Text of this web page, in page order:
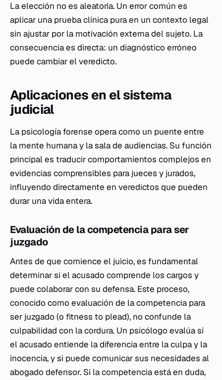
La elección no es aleatoria. Un error común es
aplicar una prueba clínica pura en un contexto legal
sin ajustar por la motivación externa del sujeto. La
consecuencia es directa: un diagnóstico erróneo
puede cambiar el veredicto.
Aplicaciones en el sistema
judicial
La psicología forense opera como un puente entre
la mente humana y la sala de audiencias. Su función
principal es traducir comportamientos complejos en
evidencias comprensibles para jueces y jurados,
influyendo directamente en veredictos que pueden
durar una vida entera.
Evaluación de la competencia para ser
juzgado
Antes de que comience el juicio, es fundamental
determinar si el acusado comprende los cargos y
puede colaborar con su defensa. Este proceso,
conocido como evaluación de lacompetencia para
ser juzgado (o fitness to plead), no confunde la
culpabilidad con la cordura. Un psicólogo evalúa si
el acusado entiende la diferencia entre la culpa y la
inocencia, y si puede comunicar sus necesidades al
abogado defensor. Si la competencia está en duda,